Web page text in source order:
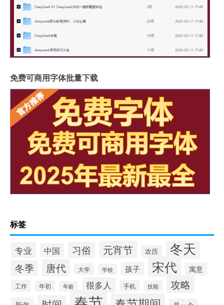
免费可商用字体批量下载
标签
专业 中国 习俗 元宵节 农历 冬天
冬季 唐代 大学 学校 孩子 宋代 寓意
工作 年初 年龄 很多人 手机 技能 攻略